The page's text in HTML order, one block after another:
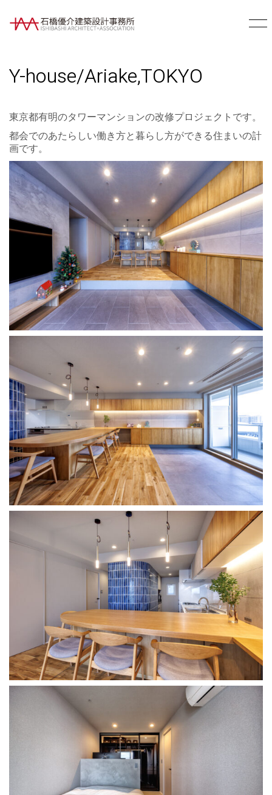
Y-house/Ariake,TOKYO
東京都有明のタワーマンションの改修プロジェクトです。
都会でのあたらしい働き方と暮らし方ができる住まいの計
画です。